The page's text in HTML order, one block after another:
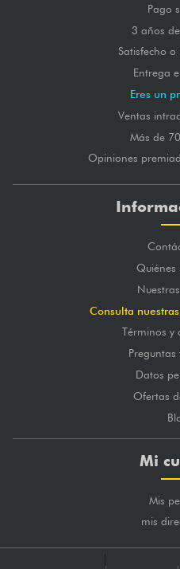
Pago
3 años
Satisfecho
Entrega
Eres un
Ventas
Más de
Opiniones
Quiénes
Consulta
Términos y
Preguntas
Datos
Ofertas
Mi
Mis
mis